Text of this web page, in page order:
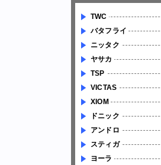
TWC
バタフライ
ニッタク
ヤサカ
TSP
VICTAS
XIOM
ドニック
アンドロ
スティガ
ヨーラ